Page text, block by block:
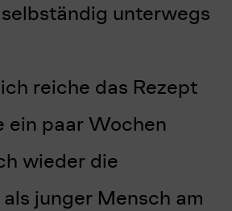
unterwegs
reiche das Rezept
ein paar Wochen
wieder die
junger Mensch am